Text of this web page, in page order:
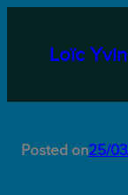
Loïc
Posted on25/